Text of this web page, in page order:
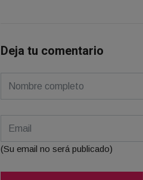
Deja tu comentario
(Su email no será publicado)